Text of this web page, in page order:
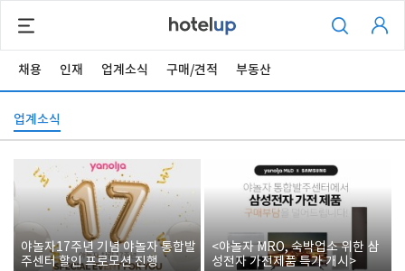
채용 인재 업계소식 구매/견적 부동산
업계소식
야놀자17주년 기념 야놀자 통합발
주센터 할인 프로모션 진행
<야놀자 MRO, 숙박업소 위한 삼
성전자 가전제품 특가 개시>